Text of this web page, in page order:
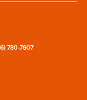
a footprint.
how to follow
780-7607